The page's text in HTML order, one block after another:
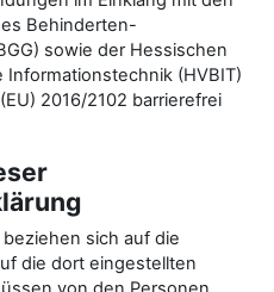
Behinderten-
sowie der Hessischen
(HVBIT)
2016/2102 barrierefrei
sich auf die
die dort eingestellten